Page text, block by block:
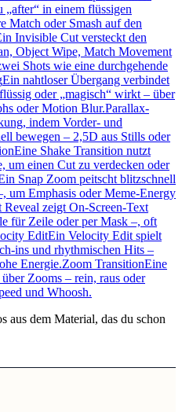
„after“ in einem flüssigen
Match oder Smash auf den
Invisible Cut versteckt den
Object Wipe, Match Movement
Shots wie eine durchgehende
Ein nahtloser Übergang verbindet
oder „magisch“ wirkt – über
oder Motion Blur.Parallax-
indem Vorder- und
bewegen – 2,5D aus Stills oder
Eine Shake Transition nutzt
um einen Cut zu verdecken oder
Snap Zoom peitscht blitzschnell
um Emphasis oder Meme-Energy
Reveal zeigt On-Screen-Text
für Zeile oder per Mask –, oft
EditEin Velocity Edit spielt
ins und rhythmischen Hits –
Energie.Zoom TransitionEine
Zooms – rein, raus oder
und Whoosh.
aus dem Material, das du schon